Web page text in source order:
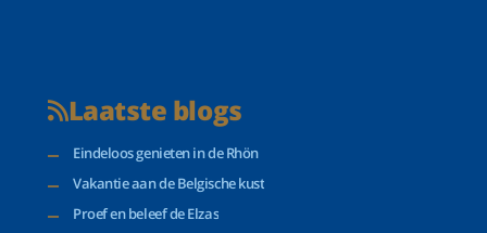
Laatste blogs
Eindeloos genieten in de Rhön
Vakantie aan de Belgische kust
Proef en beleef de Elzas